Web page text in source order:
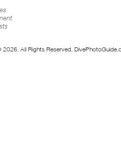
2026. All Rights Reserved.